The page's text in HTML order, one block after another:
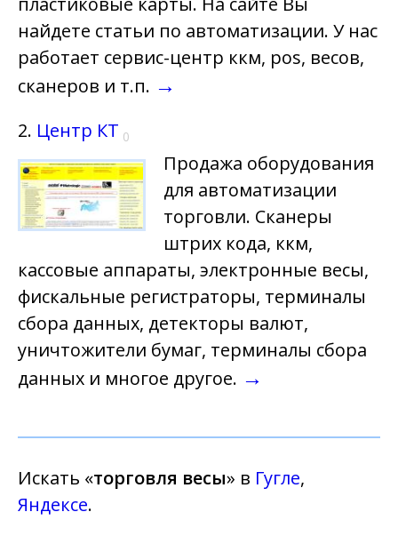
найдете статьи по автоматизации. У нас
работает сервис-центр ккм, pos, весов,
сканеров и т.п. →
2. Центр КТ 0
Продажа оборудования
для автоматизации
торговли. Сканеры
штрих кода, ккм,
кассовые аппараты, электронные весы,
фискальные регистраторы, терминалы
сбора данных, детекторы валют,
уничтожители бумаг, терминалы сбора
данных и многое другое. →
Искать «торговля весы» в Гугле,
Яндексе.